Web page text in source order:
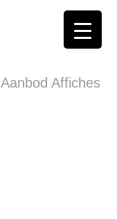
Aanbod Affiches